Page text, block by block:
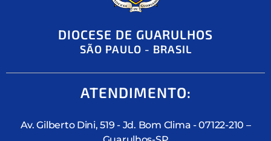
DIOCESE DE GUARULHOS
SÃO PAULO - BRASIL
ATENDIMENTO:
Av. Gilberto Dini, 519 - Jd. Bom Clima - 07122-210 –